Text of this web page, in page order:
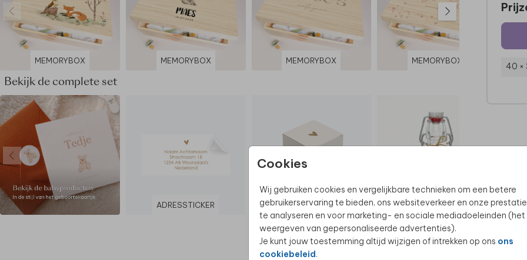
Cookies
Wij gebruiken cookies en vergelijkbare technieken om een betere
gebruikerservaring te bieden, ons websiteverkeer en onze
te analyseren en voor marketing- en sociale mediadoeleinden (het
weergeven van gepersonaliseerde advertenties).
Je kunt jouw toestemming altijd wijzigen of intrekken op ons ons
cookiebeleid.
MEMORYBOX MEMORYBOX MEMORYBOX MEMORYBOX
Bekijk de complete set
ADRESSTICKER DOOSJE LABEL
40 ×